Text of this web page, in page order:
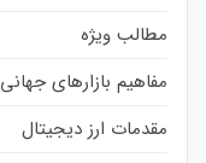
مطالب ویژه
مفاهیم بازارهای جهانی
مقدمات ارز دیجیتال